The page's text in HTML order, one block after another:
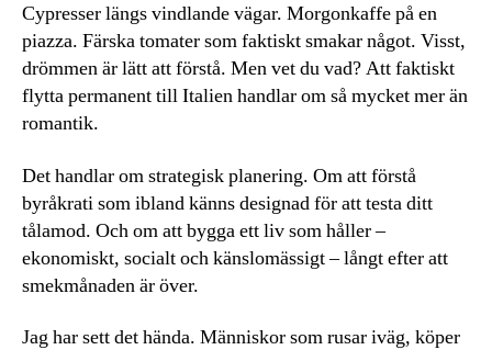
Cypresser längs vindlande vägar. Morgonkaffe på en
piazza. Färska tomater som faktiskt smakar något. Visst,
drömmen är lätt att förstå. Men vet du vad? Att faktiskt
flytta permanent till Italien handlar om så mycket mer än
romantik.
Det handlar om strategisk planering. Om att förstå
byråkrati som ibland känns designad för att testa ditt
tålamod. Och om att bygga ett liv som håller –
ekonomiskt, socialt och känslomässigt – långt efter att
smekmånaden är över.
Jag har sett det hända. Människor som rusar iväg, köper